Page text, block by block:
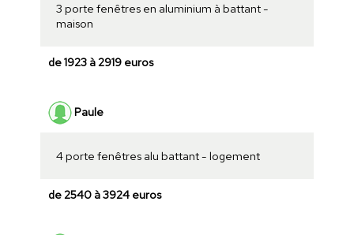
3 porte fenêtres en aluminium à battant -
maison
de 1923 à 2919 euros
Paule
4 porte fenêtres alu battant - logement
de 2540 à 3924 euros